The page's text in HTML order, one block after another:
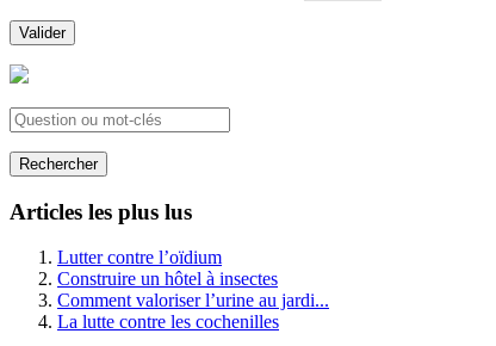
Valider
Rechercher
Articles les plus lus
Lutter contre l’oïdium
Construire un hôtel à insectes
Comment valoriser l’urine au jardi...
La lutte contre les cochenilles